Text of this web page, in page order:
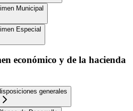
Municipal
Especial
económico y de la hacienda
generales